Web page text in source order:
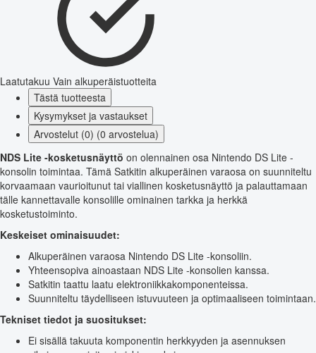
Laatutakuu Vain alkuperäistuotteita
Tästä tuotteesta
Kysymykset ja vastaukset
Arvostelut (0) (0 arvostelua)
NDS Lite -kosketusnäyttö on olennainen osa Nintendo DS Lite -
konsolin toimintaa. Tämä Satkitin alkuperäinen varaosa on suunniteltu
korvaamaan vaurioitunut tai viallinen kosketusnäyttö ja palauttamaan
tälle kannettavalle konsolille ominainen tarkka ja herkkä
kosketustoiminto.
Keskeiset ominaisuudet:
Alkuperäinen varaosa Nintendo DS Lite -konsoliin.
Yhteensopiva ainoastaan NDS Lite -konsolien kanssa.
Satkitin taattu laatu elektroniikkakomponenteissa.
Suunniteltu täydelliseen istuvuuteen ja optimaaliseen toimintaan.
Tekniset tiedot ja suositukset:
Ei sisällä takuuta komponentin herkkyyden ja asennuksen